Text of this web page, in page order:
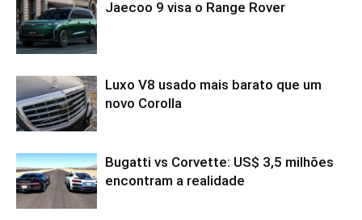
Jaecoo 9 visa o Range Rover
Luxo V8 usado mais barato que um
novo Corolla
Bugatti vs Corvette: US$ 3,5 milhões
encontram a realidade